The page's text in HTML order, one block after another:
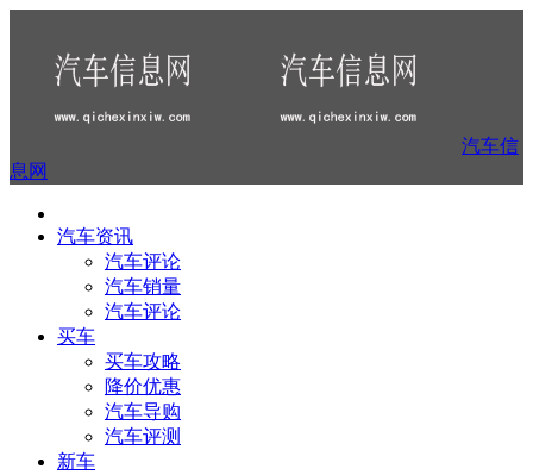
汽车信
息网
汽车资讯
汽车评论
汽车销量
汽车评论
买车
买车攻略
降价优惠
汽车导购
汽车评测
新车